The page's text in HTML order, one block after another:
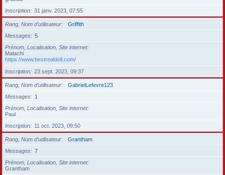
Inscription
31 janv. 2023, 07:55
Rang, Nom d’utilisateur
Griffith
Messages
5
Prénom, Localisation, Site internet
Malachi
https://www.bestrealdoll.com/
Inscription
23 sept. 2023, 09:37
Rang, Nom d’utilisateur
GabrielLefevre123
Messages
1
Prénom, Localisation, Site internet
Paul
Inscription
11 oct. 2023, 09:50
Rang, Nom d’utilisateur
Grantham
Messages
7
Prénom, Localisation, Site internet
Grantham